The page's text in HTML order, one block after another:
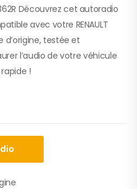
Découvrez cet autoradio
avec votre RENAULT
d’origine, testée et
l’audio de votre véhicule
!